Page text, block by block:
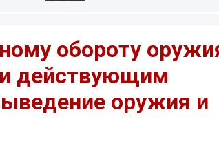
обороту
действующим
оружия и